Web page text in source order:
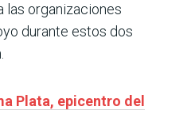
las organizaciones
durante estos dos
Plata, epicentro del